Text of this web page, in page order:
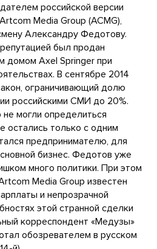
российской версии
Media Group (ACMG),
Александру Федотову.
был продан
домом Axel Springer при
В сентябре 2014
ограничивающий долю
российскими СМИ до 20%.
могли определиться
остались только с одним
предпринимателю, для
бизнес. Федотов уже
много политики. При этом
Media Group известен
и непрозрачной
этой странной сделки
корреспондент «Медузы»
обозревателем в русском